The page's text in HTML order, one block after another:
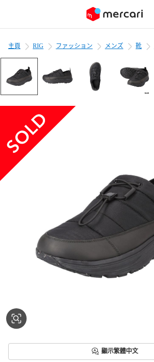
主頁 RIG ファッション メンズ 靴
顯示繁體中文